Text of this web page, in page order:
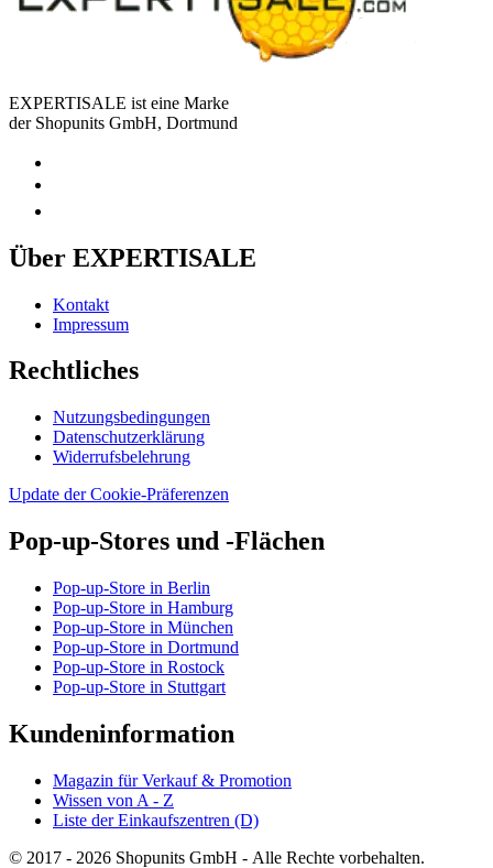
EXPERTISALE ist eine Marke
der Shopunits GmbH, Dortmund
Über EXPERTISALE
Kontakt
Impressum
Rechtliches
Nutzungsbedingungen
Datenschutzerklärung
Widerrufsbelehrung
Update der Cookie-Präferenzen
Pop-up-Stores und -Flächen
Pop-up-Store in Berlin
Pop-up-Store in Hamburg
Pop-up-Store in München
Pop-up-Store in Dortmund
Pop-up-Store in Rostock
Pop-up-Store in Stuttgart
Kundeninformation
Magazin für Verkauf & Promotion
Wissen von A - Z
Liste der Einkaufszentren (D)
© 2017 - 2026 Shopunits GmbH - Alle Rechte vorbehalten.